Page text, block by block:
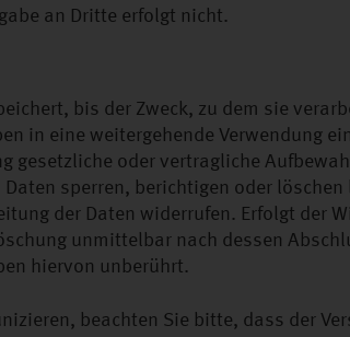
an Dritte erfolgt nicht.
bis der Zweck, zu dem sie
in eine weitergehende Verwendung
gesetzliche oder vertragliche
sperren, berichtigen oder
der Daten widerrufen. Erfolgt der
unmittelbar nach dessen
hiervon unberührt.
beachten Sie bitte, dass der